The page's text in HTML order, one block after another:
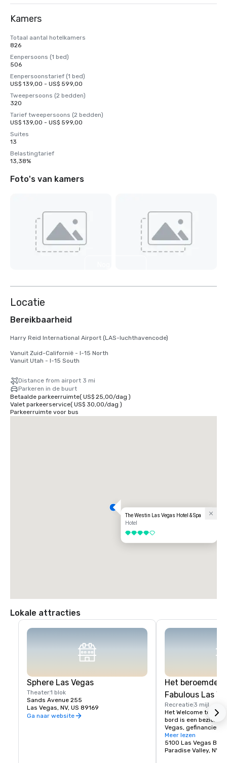
Kamers
Totaal aantal hotelkamers
826
Eenpersoons (1 bed)
506
Eenpersoonstarief (1 bed)
US$ 139,00 - US$ 599,00
Tweepersoons (2 bedden)
320
Tarief tweepersoons (2 bedden)
US$ 139,00 - US$ 599,00
Suites
13
Belastingtarief
13,38%
Foto's van kamers
Locatie
Bereikbaarheid
Harry Reid International Airport (LAS-luchthavencode)
Vanuit Zuid-Californië - I-15 North
Vanuit Utah - I-15 South
Distance from airport 3 mi
Parkeren in de buurt
Betaalde parkeerruimte( US$ 25,00/dag )
Valet parkeerservice( US$ 30,00/dag )
Parkeerruimte voor bus
The Westin Las Vegas Hotel & Spa
Hotel
4 van 5
Lokale attracties
Sphere Las Vegas
Theater1 blok
Sands Avenue 255
Las Vegas, NV, US 89169
Ga naar website
Het beroemde
Fabulous Las
Recreatie3 mijl
Het Welcome to
bord is een
Vegas, gefinancierd
daarna opgericht
Het bord werd
Willis op verzoek van
Meer lezen
5100 Las Vegas
Paradise Valley, NV